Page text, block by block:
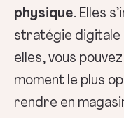
physique. Elles
stratégie digitale
elles, vous
moment le plus
rendre en